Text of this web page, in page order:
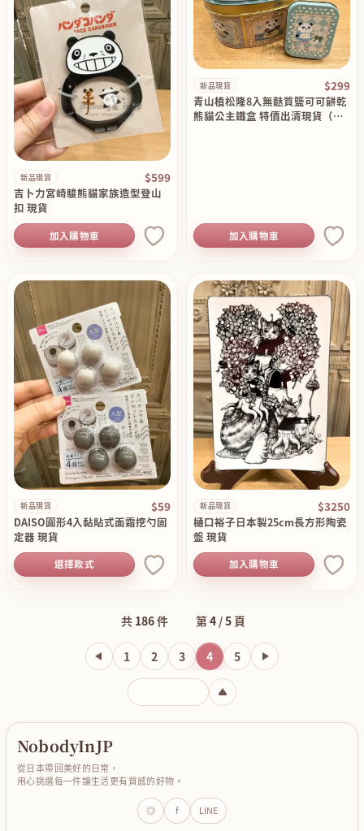
新品現貨 $599
吉卜力宮崎駿熊貓家族造型登山
扣 現貨
加入購物車
新品現貨 $299
青山植松隆8入無麩質鹽可可餅乾
熊貓公主鐵盒 特價出清現貨（僅
加入購物車
新品現貨 $59
DAISO圓形4入黏貼式面霜挖勺固
定器 現貨
選擇款式
新品現貨 $3250
樋口裕子日本製25cm長方形陶瓷
盤 現貨
加入購物車
共 186件 第4 /5 頁
1 2 3 4 5
輸入頁碼
NobodyInJP
從日本帶回美好的日常，
用心挑選每一件讓生活更有質感的好物。
◎ f LINE